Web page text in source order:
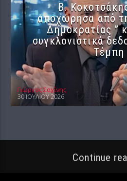
Β.
αποχώρησα από
Δημοκρατίας ”
συγκλονιστικά
Τέμπη
Γιώργος Σαχίνης
30 ΙΟΥΛΊΟΥ 2026
Continue